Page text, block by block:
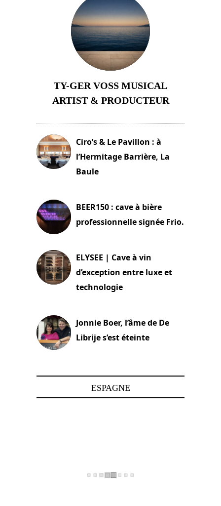
TY-GER VOSS MUSICAL
ARTIST & PRODUCTEUR
Ciro’s & Le Pavillon : à
l’Hermitage Barrière, La
Baule
BEER150 : cave à bière
professionnelle signée Frio.
ELYSEE | Cave à vin
d’exception entre luxe et
technologie
Jonnie Boer, l’âme de De
Librije s’est éteinte
ESPAGNE